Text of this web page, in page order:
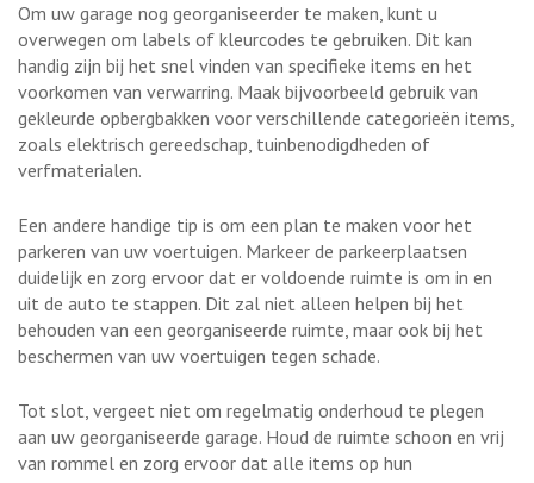
Om uw garage nog georganiseerder te maken, kunt u
overwegen om labels of kleurcodes te gebruiken. Dit kan
handig zijn bij het snel vinden van specifieke items en het
voorkomen van verwarring. Maak bijvoorbeeld gebruik van
gekleurde opbergbakken voor verschillende categorieën items,
zoals elektrisch gereedschap, tuinbenodigdheden of
verfmaterialen.
Een andere handige tip is om een plan te maken voor het
parkeren van uw voertuigen. Markeer de parkeerplaatsen
duidelijk en zorg ervoor dat er voldoende ruimte is om in en
uit de auto te stappen. Dit zal niet alleen helpen bij het
behouden van een georganiseerde ruimte, maar ook bij het
beschermen van uw voertuigen tegen schade.
Tot slot, vergeet niet om regelmatig onderhoud te plegen
aan uw georganiseerde garage. Houd de ruimte schoon en vrij
van rommel en zorg ervoor dat alle items op hun